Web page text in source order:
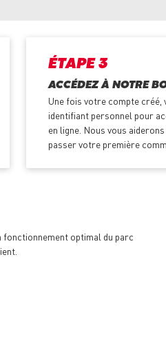
ÉTAPE 3
ACCÉDEZ À NOTRE
Une fois votre compte créé,
identifiant personnel pour
en ligne. Nous vous
passer votre première
fonctionnement optimal du parc